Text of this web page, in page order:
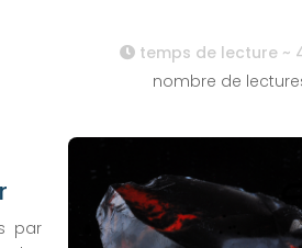
temps de lecture ~
nombre de
par